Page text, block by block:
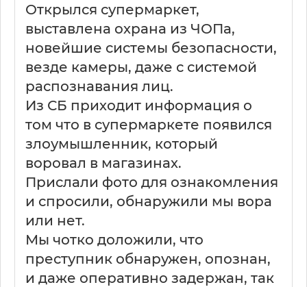
Открылся супермаркет,
выставлена охрана из ЧОПа,
новейшие системы безопасности,
везде камеры, даже с системой
распознавания лиц.
Из СБ приходит информация о
том что в супермаркете появился
злоумышленник, который
воровал в магазинах.
Прислали фото для ознакомления
и спросили, обнаружили мы вора
или нет.
Мы чотко доложили, что
преступник обнаружен, опознан,
и даже оперативно задержан, так